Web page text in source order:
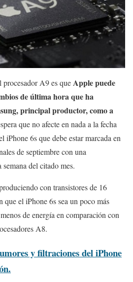
procesador A9 es queApple puede
de última hora que ha
principal productor, como a
que no afecte en nada a la fecha
iPhone 6s que debe estar marcada en
de septiembre con una
del citado mes.
con transistores de 16
que el iPhone 6s sea un poco más
de energía en comparación con
A8.
y filtraciones del iPhone